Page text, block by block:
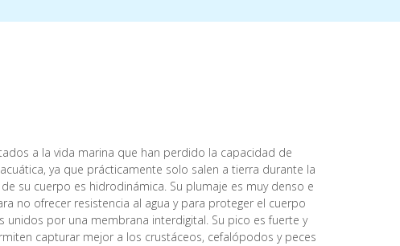
a la vida marina que han perdido la capacidad de
ya que prácticamente solo salen a tierra durante la
su cuerpo es hidrodinámica. Su plumaje es muy denso e
no ofrecer resistencia al agua y para proteger el cuerpo
por una membrana interdigital. Su pico es fuerte y
capturar mejor a los crustáceos, cefalópodos y peces